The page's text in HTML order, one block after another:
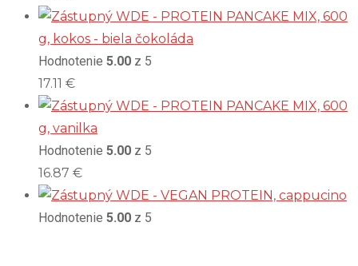
WDE - PROTEIN PANCAKE MIX, 600
g, kokos - biela čokoláda
Hodnotenie 5.00 z 5
17.11 €
WDE - PROTEIN PANCAKE MIX, 600
g, vanilka
Hodnotenie 5.00 z 5
16.87 €
WDE - VEGAN PROTEIN, cappucino
Hodnotenie 5.00 z 5